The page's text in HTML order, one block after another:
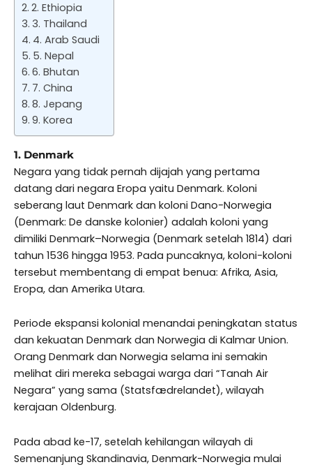
2. Ethiopia
3. Thailand
4. Arab Saudi
5. Nepal
6. Bhutan
7. China
8. Jepang
9. Korea
1. Denmark
Negara yang tidak pernah dijajah yang pertama
datang dari negara Eropa yaitu Denmark. Koloni
seberang laut Denmark dan koloni Dano-Norwegia
(Denmark: De danske kolonier) adalah koloni yang
dimiliki Denmark–Norwegia (Denmark setelah 1814) dari
tahun 1536 hingga 1953. Pada puncaknya, koloni-koloni
tersebut membentang di empat benua: Afrika, Asia,
Eropa, dan Amerika Utara.
Periode ekspansi kolonial menandai peningkatan status
dan kekuatan Denmark dan Norwegia di Kalmar Union.
Orang Denmark dan Norwegia selama ini semakin
melihat diri mereka sebagai warga dari “Tanah Air
Negara” yang sama (Statsfædrelandet), wilayah
kerajaan Oldenburg.
Pada abad ke-17, setelah kehilangan wilayah di
Semenanjung Skandinavia, Denmark-Norwegia mulai